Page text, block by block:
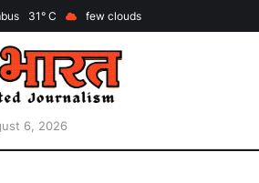
31 few clouds
6, 2026